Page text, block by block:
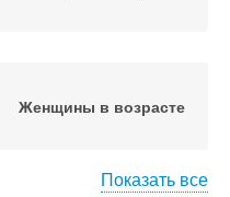
Женщины в возрасте
Показать все